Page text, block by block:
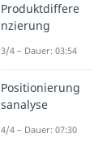
Produktdiffere
nzierung
3/4 – Dauer: 03:54
Positionierung
sanalyse
4/4 – Dauer: 07:30